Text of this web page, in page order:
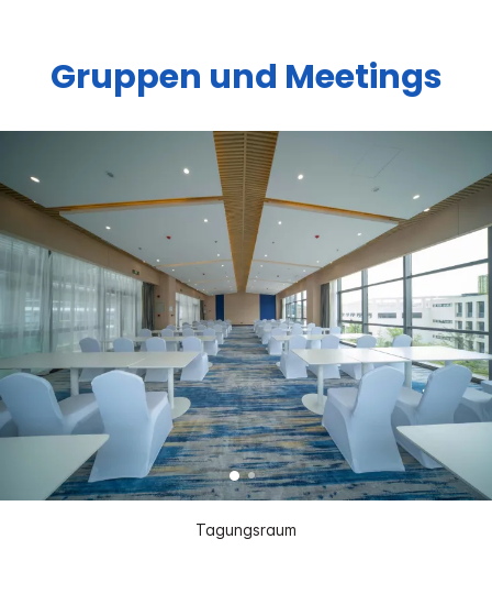
Gruppen und Meetings
Tagungsraum